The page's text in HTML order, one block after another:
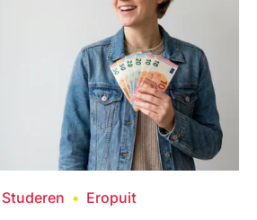
Studeren Eropuit